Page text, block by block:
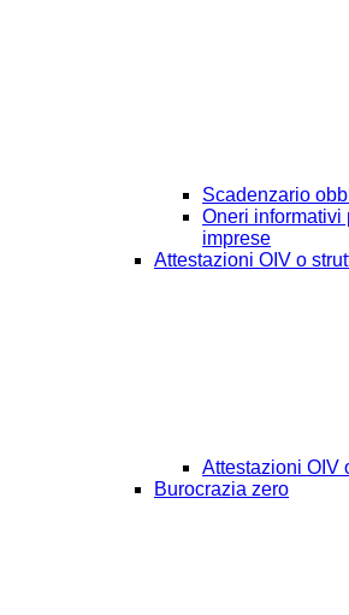
Scadenzario
Oneri informativi
imprese
Attestazioni OIV o
Attestazioni OIV
Burocrazia zero